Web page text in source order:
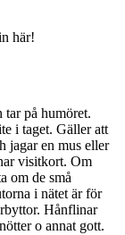
här!
tar på humöret.
i taget. Gäller att
jagar en mus eller
visitkort. Om
om de små
i nätet är för
Hånflinar
o annat gott.